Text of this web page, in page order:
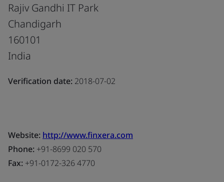
Rajiv Gandhi IT Park
Chandigarh
160101
India
Verification date: 2018-07-02
Website: http://www.finxera.com
Phone: +91-8699 020 570
Fax: +91-0172-326 4770